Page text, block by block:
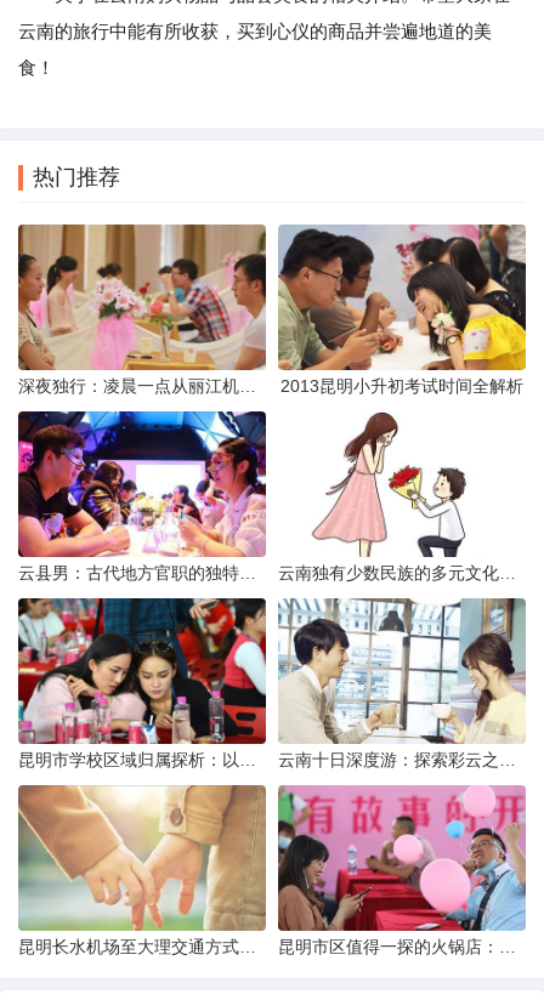
云南的旅行中能有所收获，买到心仪的商品并尝遍地道的美
食！
热门推荐
2013昆明小升初考试时间全解析